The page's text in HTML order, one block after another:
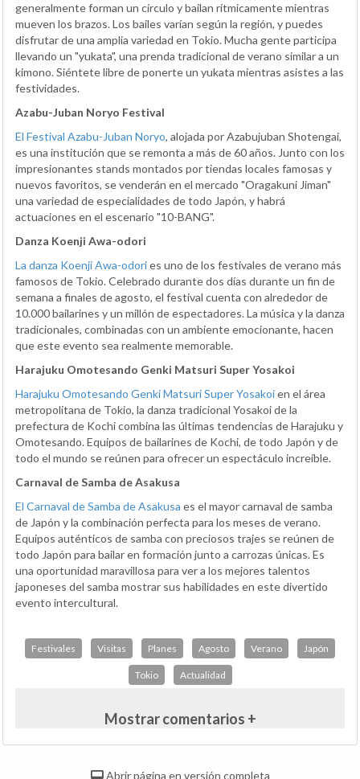
generalmente forman un círculo y bailan rítmicamente mientras
mueven los brazos. Los bailes varían según la región, y puedes
disfrutar de una amplia variedad en Tokio. Mucha gente participa
llevando un "yukata", una prenda tradicional de verano similar a un
kimono. Siéntete libre de ponerte un yukata mientras asistes a las
festividades.
Azabu-Juban Noryo Festival
El Festival Azabu-Juban Noryo, alojada por Azabujuban Shotengai,
es una institución que se remonta a más de 60 años. Junto con los
impresionantes stands montados por tiendas locales famosas y
nuevos favoritos, se venderán en el mercado "Oragakuni Jiman"
una variedad de especialidades de todo Japón, y habrá
actuaciones en el escenario "10-BANG".
Danza Koenji Awa-odori
La danza Koenji Awa-odories uno de los festivales de verano más
famosos de Tokio. Celebrado durante dos días durante un fin de
semana a finales de agosto, el festival cuenta con alrededor de
10.000 bailarines y un millón de espectadores. La música y la danza
tradicionales, combinadas con un ambiente emocionante, hacen
que este evento sea realmente memorable.
Harajuku Omotesando Genki Matsuri Super Yosakoi
Harajuku Omotesando Genki Matsuri Super Yosakoien el área
metropolitana de Tokio, la danza tradicional Yosakoi de la
prefectura de Kochi combina las últimas tendencias de Harajuku y
Omotesando. Equipos de bailarines de Kochi, de todo Japón y de
todo el mundo se reúnen para ofrecer un espectáculo increíble.
Carnaval de Samba de Asakusa
El Carnaval de Samba de Asakusa es el mayor carnaval de samba
de Japón y la combinación perfecta para los meses de verano.
Equipos auténticos de samba con preciosos trajes se reúnen de
todo Japón para bailar en formación junto a carrozas únicas. Es
una oportunidad maravillosa para ver a los mejores talentos
japoneses del samba mostrar sus habilidades en este divertido
evento intercultural.
Festivales Visitas Planes Agosto Verano Japón
Tokio Actualidad
Mostrar comentarios +
Abrir página en versión completa